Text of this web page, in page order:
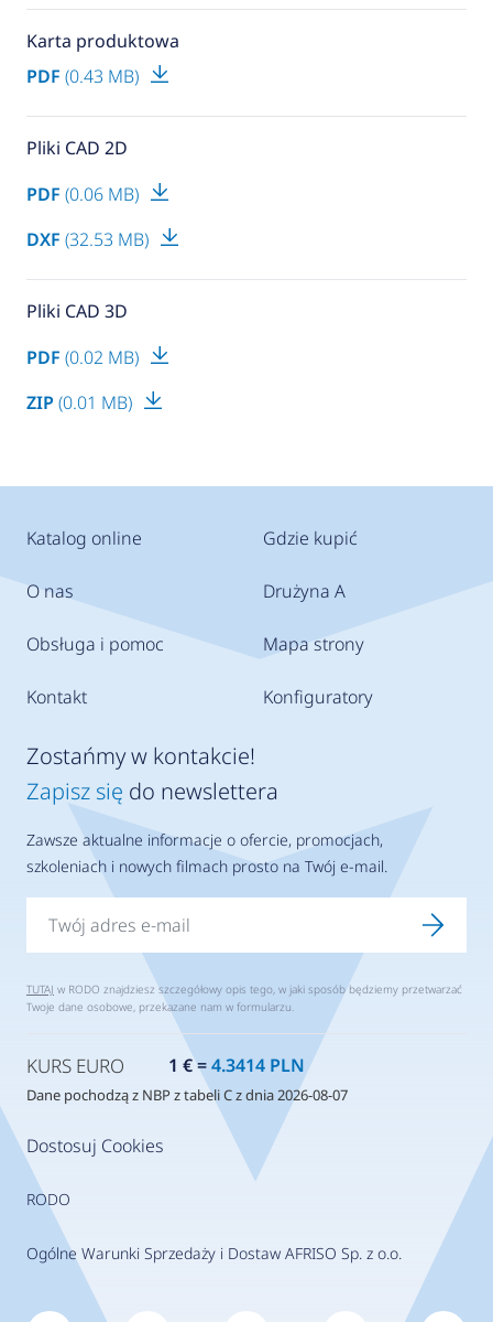
Karta produktowa
PDF (0.43 MB)
Pliki CAD 2D
PDF (0.06 MB)
DXF (32.53 MB)
Pliki CAD 3D
PDF (0.02 MB)
ZIP (0.01 MB)
Katalog online
O nas
Obsługa i pomoc
Kontakt
Gdzie kupić
Drużyna A
Mapa strony
Konfiguratory
Dostosuj Cookies
RODO
Ogólne Warunki Sprzedaży i Dostaw AFRISO Sp. z o.o.
Zostańmy w kontakcie!
Zapisz się do newslettera
Zawsze aktualne informacje o ofercie, promocjach,
szkoleniach i nowych filmach prosto na Twój e-mail.
TUTAJ w RODO znajdziesz szczegółowy opis tego, w jaki sposób będziemy przetwarzać
Twoje dane osobowe, przekazane nam w formularzu.
KURS EURO 1 € =4.3414 PLN
Dane pochodzą z NBP z tabeli C z dnia 2026-08-07